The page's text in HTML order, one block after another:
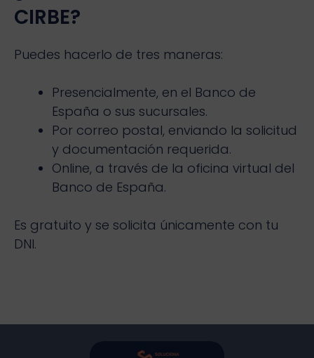
CIRBE?
Puedes hacerlo de tres maneras:
Presencialmente, en el Banco de
España o sus sucursales.
Por correo postal, enviando la solicitud
y documentación requerida.
Online, a través de la oficina virtual del
Banco de España.
Es gratuito y se solicita únicamente con tu
DNI.